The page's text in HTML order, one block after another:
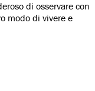
di osservare con
modo di vivere e